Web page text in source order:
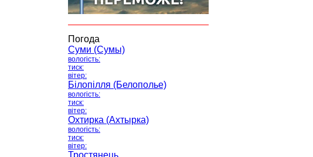
Погода
Суми (Сумы)
вологість:
тиск:
вітер:
Білопілля (Белополье)
вологість:
тиск:
вітер:
Охтирка (Ахтырка)
вологість:
тиск:
вітер:
Тростянець